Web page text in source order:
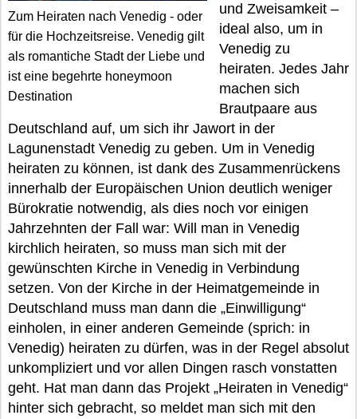
Zum Heiraten nach Venedig - oder
für die Hochzeitsreise. Venedig gilt
als romantiche Stadt der Liebe und
ist eine begehrte honeymoon
Destination
und Zweisamkeit –
ideal also, um in
Venedig zu
heiraten. Jedes Jahr
machen sich
Brautpaare aus
Deutschland auf, um sich ihr Jawort in der
Lagunenstadt Venedig zu geben. Um in Venedig
heiraten zu können, ist dank des Zusammenrückens
innerhalb der Europäischen Union deutlich weniger
Bürokratie notwendig, als dies noch vor einigen
Jahrzehnten der Fall war: Will man in Venedig
kirchlich heiraten, so muss man sich mit der
gewünschten Kirche in Venedig in Verbindung
setzen. Von der Kirche in der Heimatgemeinde in
Deutschland muss man dann die „Einwilligung“
einholen, in einer anderen Gemeinde (sprich: in
Venedig) heiraten zu dürfen, was in der Regel absolut
unkompliziert und vor allen Dingen rasch vonstatten
geht. Hat man dann das Projekt „Heiraten in Venedig“
hinter sich gebracht, so meldet man sich mit den